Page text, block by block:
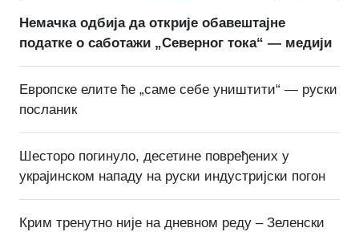
Немачка одбија да открије обавештајне
податке о саботажи „Северног тока“ — медији
Европске елите ће „саме себе уништити“ — руски
посланик
Шесторо погинуло, десетине повређених у
украјинском нападу на руски индустријски погон
Крим тренутно није на дневном реду – Зеленски